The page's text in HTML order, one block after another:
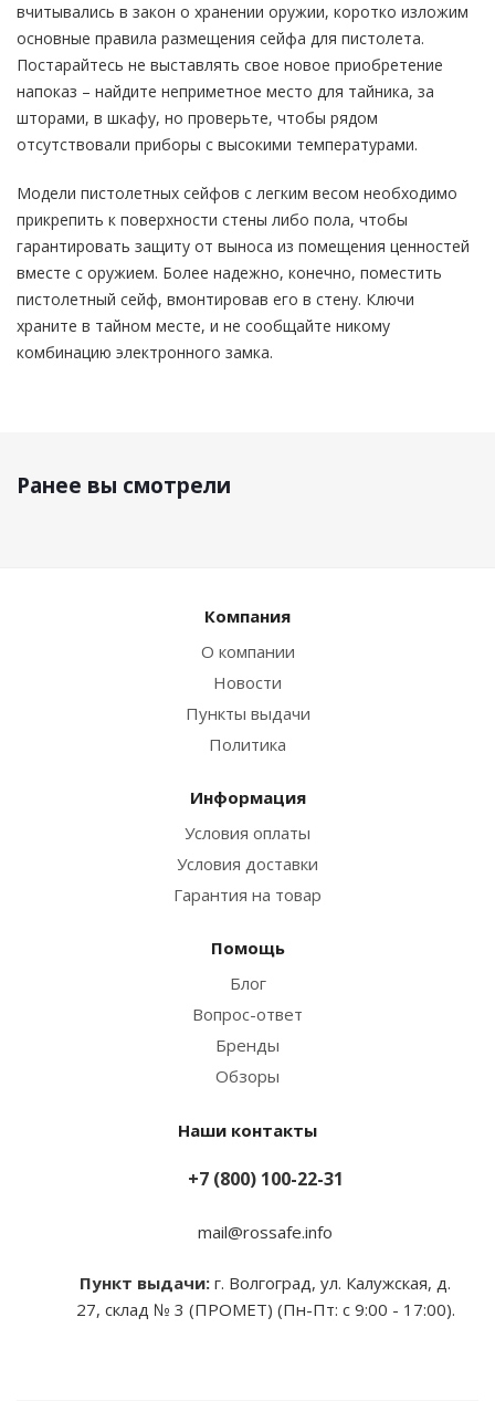
вчитывались в закон о хранении оружии, коротко изложим
основные правила размещения сейфа для пистолета.
Постарайтесь не выставлять свое новое приобретение
напоказ – найдите неприметное место для тайника, за
шторами, в шкафу, но проверьте, чтобы рядом
отсутствовали приборы с высокими температурами.
Модели пистолетных сейфов с легким весом необходимо
прикрепить к поверхности стены либо пола, чтобы
гарантировать защиту от выноса из помещения ценностей
вместе с оружием. Более надежно, конечно, поместить
пистолетный сейф, вмонтировав его в стену. Ключи
храните в тайном месте, и не сообщайте никому
комбинацию электронного замка.
Ранее вы смотрели
Компания
О компании
Новости
Пункты выдачи
Политика
Информация
Условия оплаты
Условия доставки
Гарантия на товар
Помощь
Блог
Вопрос-ответ
Бренды
Обзоры
Наши контакты
+7 (800) 100-22-31
mail@rossafe.info
Пункт выдачи: г. Волгоград, ул. Калужская, д.
27, склад № 3 (ПРОМЕТ) (Пн-Пт: с 9:00 - 17:00).